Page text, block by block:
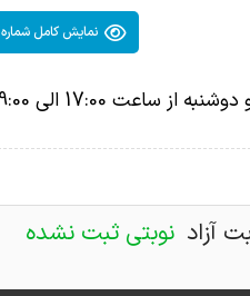
آزاد نوبتی ثبت نشده
نمایش کامل شماره
از ساعت 17:00 الی 19:00